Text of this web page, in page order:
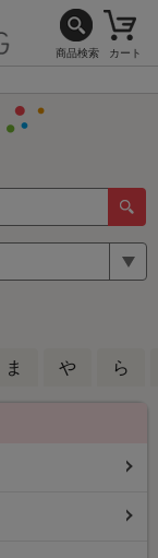
商品検索 カート
ま や ら